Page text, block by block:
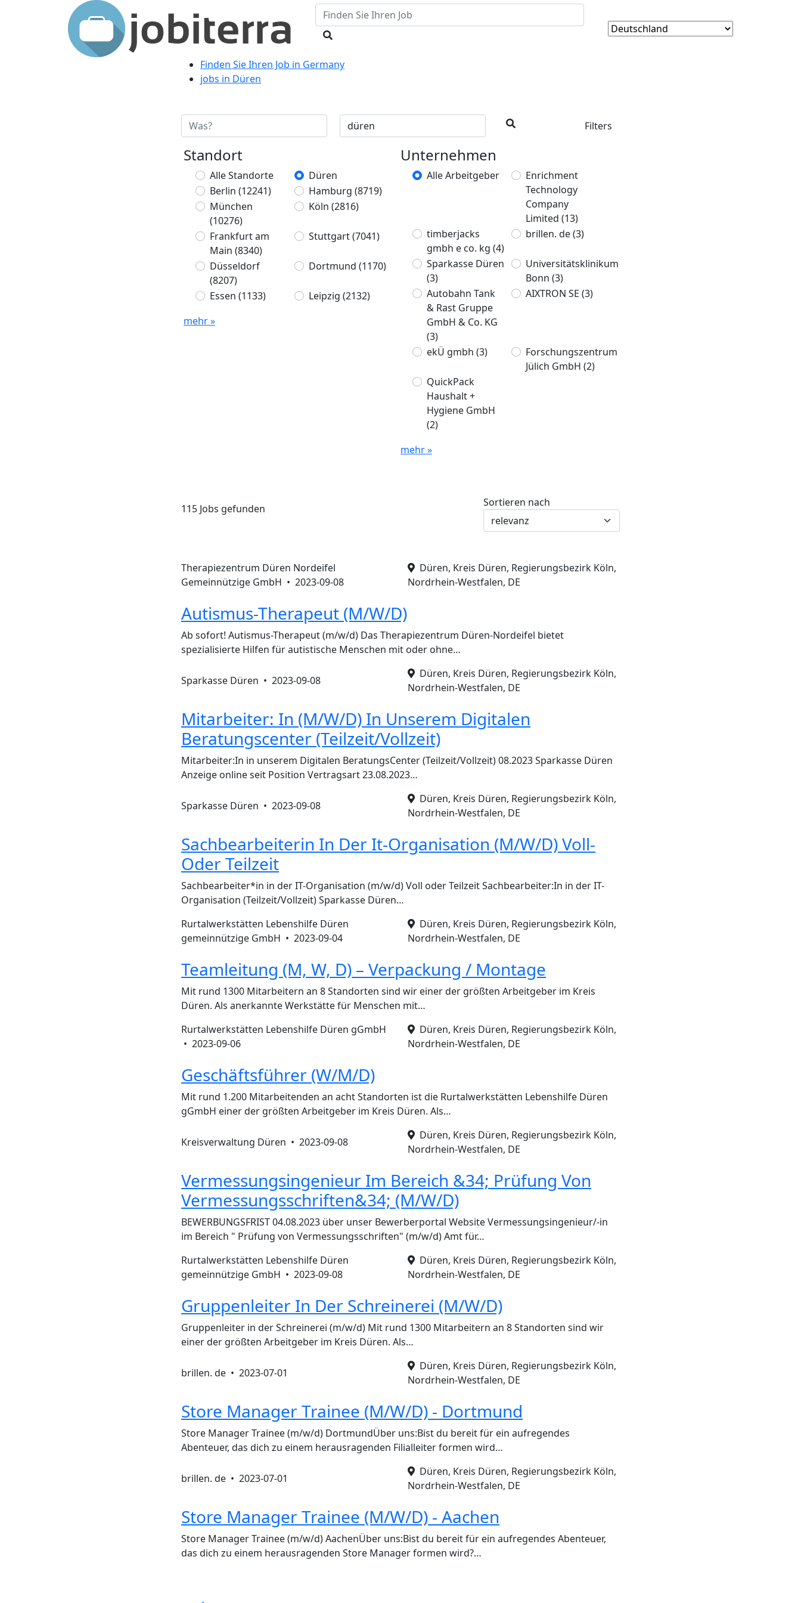
Finden Sie Ihren Job in Germany
jobs in Düren
Filters
Standort
Alle Standorte
Düren
Berlin (12241) Hamburg (8719)
München
(10276)
Köln (2816)
Frankfurt am
Main (8340)
Stuttgart(7041)
Düsseldorf
(8207)
Dortmund (1170)
Essen (1133) Leipzig (2132)
mehr »
Unternehmen
Alle Arbeitgeber
Enrichment
Technology
Company
Limited (13)
timberjacks
gmbh e co. kg (4)
brillen. de(3)
Sparkasse Düren
(3)
Universitätsklinikum
Bonn (3)
Autobahn Tank
& Rast Gruppe
GmbH & Co. KG
(3)
AIXTRON SE (3)
ekÜ gmbh (3)
Forschungszentrum
Jülich GmbH (2)
QuickPack
Haushalt +
Hygiene GmbH
(2)
mehr »
115 Jobs gefunden Sortieren nach
Therapiezentrum Düren Nordeifel
Gemeinnützige GmbH • 2023-09-08
Düren, Kreis Düren, Regierungsbezirk Köln,
Nordrhein-Westfalen, DE
Autismus-Therapeut (M/W/D)
Ab sofort! Autismus-Therapeut (m/w/d) Das Therapiezentrum Düren-Nordeifel bietet
spezialisierte Hilfen für autistische Menschen mit oder ohne…
Sparkasse Düren • 2023-09-08
Düren, Kreis Düren, Regierungsbezirk Köln,
Nordrhein-Westfalen, DE
Mitarbeiter: In (M/W/D) In Unserem Digitalen
Beratungscenter (Teilzeit/Vollzeit)
Mitarbeiter:In in unserem Digitalen BeratungsCenter (Teilzeit/Vollzeit) 08.2023 Sparkasse Düren
Anzeige online seit Position Vertragsart 23.08.2023…
Sparkasse Düren • 2023-09-08
Düren, Kreis Düren, Regierungsbezirk Köln,
Nordrhein-Westfalen, DE
Sachbearbeiterin In Der It-Organisation (M/W/D) Voll-
Oder Teilzeit
Sachbearbeiter*in in der IT-Organisation (m/w/d) Voll oder Teilzeit Sachbearbeiter:In in der IT-
Organisation (Teilzeit/Vollzeit) Sparkasse Düren…
Rurtalwerkstätten Lebenshilfe Düren
gemeinnützige GmbH • 2023-09-04
Düren, Kreis Düren, Regierungsbezirk Köln,
Nordrhein-Westfalen, DE
Teamleitung (M, W, D) – Verpackung / Montage
Mit rund 1300 Mitarbeitern an 8 Standorten sind wir einer der größten Arbeitgeber im Kreis
Düren. Als anerkannte Werkstätte für Menschen mit…
Rurtalwerkstätten Lebenshilfe Düren gGmbH
• 2023-09-06
Düren, Kreis Düren, Regierungsbezirk Köln,
Nordrhein-Westfalen, DE
Geschäftsführer (W/M/D)
Mit rund 1.200 Mitarbeitenden an acht Standorten ist die Rurtalwerkstätten Lebenshilfe Düren
gGmbH einer der größten Arbeitgeber im Kreis Düren. Als…
Kreisverwaltung Düren • 2023-09-08
Düren, Kreis Düren, Regierungsbezirk Köln,
Nordrhein-Westfalen, DE
Vermessungsingenieur Im Bereich &34; Prüfung Von
Vermessungsschriften&34; (M/W/D)
BEWERBUNGSFRIST 04.08.2023 über unser Bewerberportal Website Vermessungsingenieur/-in
im Bereich " Prüfung von Vermessungsschriften" (m/w/d) Amt für…
Rurtalwerkstätten Lebenshilfe Düren
gemeinnützige GmbH • 2023-09-08
Düren, Kreis Düren, Regierungsbezirk Köln,
Nordrhein-Westfalen, DE
Gruppenleiter In Der Schreinerei (M/W/D)
Gruppenleiter in der Schreinerei (m/w/d) Mit rund 1300 Mitarbeitern an 8 Standorten sind wir
einer der größten Arbeitgeber im Kreis Düren. Als…
brillen. de • 2023-07-01
Düren, Kreis Düren, Regierungsbezirk Köln,
Nordrhein-Westfalen, DE
Store Manager Trainee (M/W/D) - Dortmund
Store Manager Trainee (m/w/d) DortmundÜber uns:Bist du bereit für ein aufregendes
Abenteuer, das dich zu einem herausragenden Filialleiter formen wird…
brillen. de • 2023-07-01
Düren, Kreis Düren, Regierungsbezirk Köln,
Nordrhein-Westfalen, DE
Store Manager Trainee (M/W/D) - Aachen
Store Manager Trainee (m/w/d) AachenÜber uns:Bist du bereit für ein aufregendes Abenteuer,
das dich zu einem herausragenden Store Manager formen wird?…